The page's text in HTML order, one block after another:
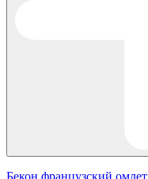
Бекон французский омлет